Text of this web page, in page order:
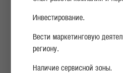
ЭФФЕКТИВНОСТЬ СИЛОВОЙ ЛИНИИ
Инвестирование.
Вести маркетинговую
региону.
Наличие сервисной зоны.